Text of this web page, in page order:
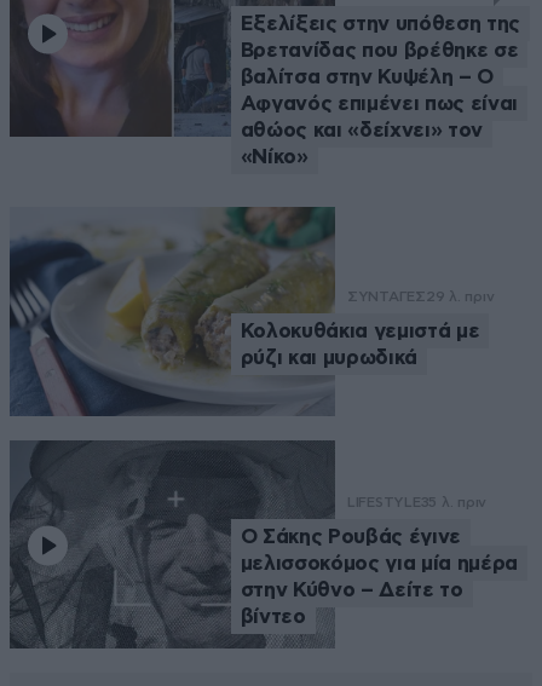
Εξελίξεις στην υπόθεση της
Βρετανίδας που βρέθηκε σε
βαλίτσα στην Κυψέλη – Ο
Αφγανός επιμένει πως είναι
αθώος και «δείχνει» τον
«Νίκο»
ΣΥΝΤΑΓΕΣ29 λ. πριν
Κολοκυθάκια γεμιστά με
ρύζι και μυρωδικά
LIFESTYLE35 λ. πριν
Ο Σάκης Ρουβάς έγινε
μελισσοκόμος για μία ημέρα
στην Κύθνο – Δείτε το
βίντεο